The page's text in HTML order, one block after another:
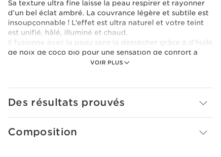
VOIR PLUS
Sa texture ultra fine laisse la peau respirer et rayonner
d’un bel éclat ambré. La couvrance légère et subtile est
insoupçonnable ! L’effet est ultra naturel et votre teint
est unifié, hâlé, illuminé et chaud.
Il fusionne avec la peau sans la dessécher grâce à d’huile
de noix de coco bio pour une sensation de confort à
Ever Bronze Compact Powder est aussi formulée avec
s’adapter à toutes les carnations.
Des résultats prouvés
Composition